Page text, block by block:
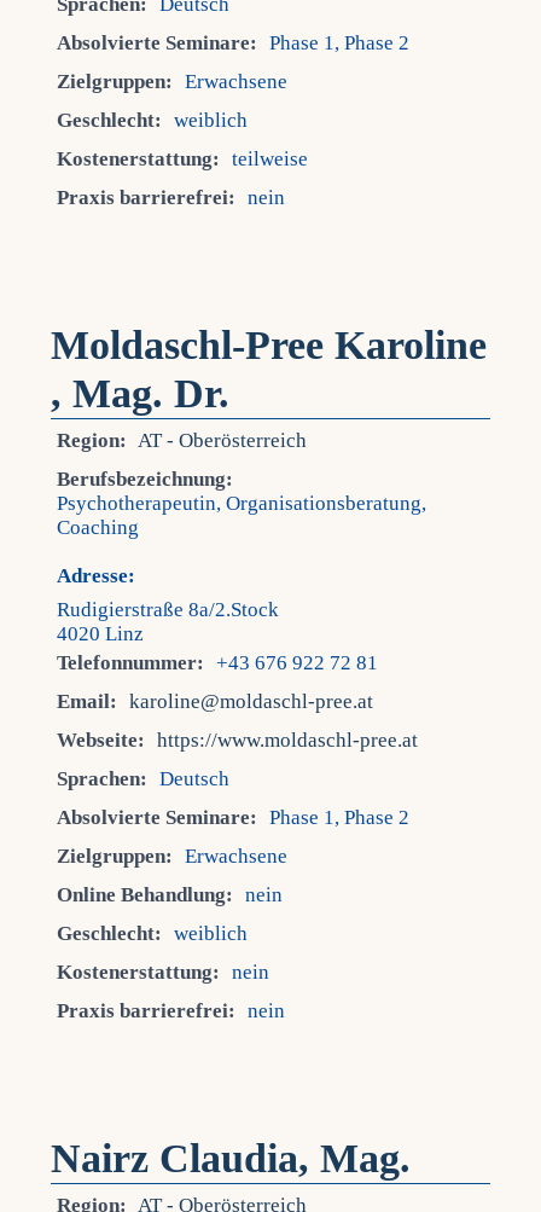
Sprachen:
Deutsch
Absolvierte Seminare:
Phase 1, Phase 2
Zielgruppen:
Erwachsene
Geschlecht:
weiblich
Kostenerstattung:
teilweise
Praxis barrierefrei:
nein
Moldaschl-Pree Karoline
, Mag. Dr.
Region: AT - Oberösterreich
Berufsbezeichnung:
Psychotherapeutin, Organisationsberatung,
Coaching
Adresse:
Rudigierstraße 8a/2.Stock
4020 Linz
Telefonnummer:
+43 676 922 72 81
Email:
karoline@moldaschl-pree.at
Webseite:
https://www.moldaschl-pree.at
Sprachen:
Deutsch
Absolvierte Seminare:
Phase 1, Phase 2
Zielgruppen:
Erwachsene
Online Behandlung:
nein
Geschlecht:
weiblich
Kostenerstattung:
nein
Praxis barrierefrei:
nein
Nairz Claudia, Mag.
Region: AT - Oberösterreich